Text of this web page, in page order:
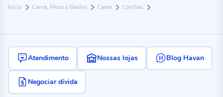
Início Cama, Mesa e Banho Cama Colchas
Atendimento Nossas lojas Blog Havan
Negociar dívida